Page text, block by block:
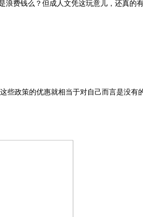
费钱么？但成人文凭这玩意儿，还真的
些政策的优惠就相当于对自己而言是没有